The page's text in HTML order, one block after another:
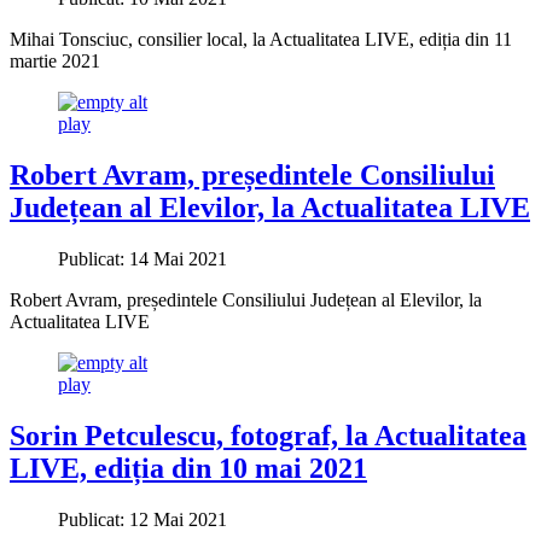
Mihai Tonsciuc, consilier local, la Actualitatea LIVE, ediția din 11
martie 2021
play
Robert Avram, președintele Consiliului
Județean al Elevilor, la Actualitatea LIVE
Publicat: 14 Mai 2021
Robert Avram, președintele Consiliului Județean al Elevilor, la
Actualitatea LIVE
play
Sorin Petculescu, fotograf, la Actualitatea
LIVE, ediția din 10 mai 2021
Publicat: 12 Mai 2021